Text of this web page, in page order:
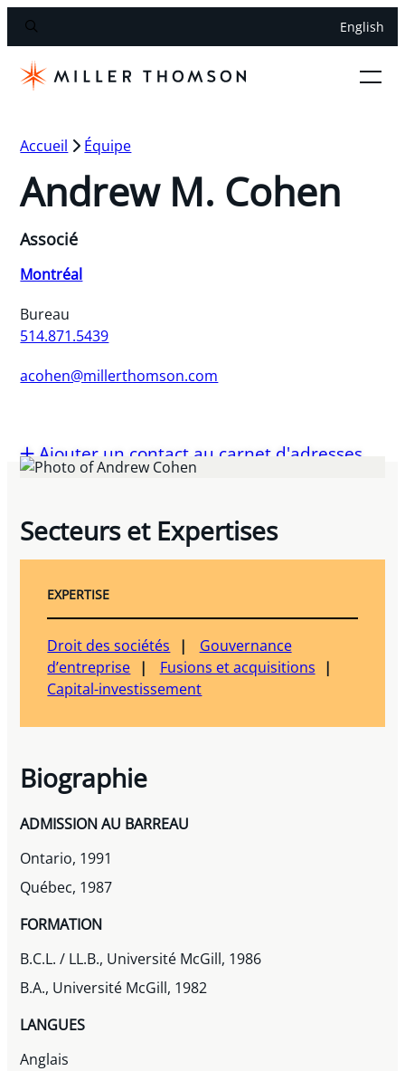
English
Accueil Équipe
Andrew M. Cohen
Associé
Montréal
Bureau
514.871.5439
acohen@millerthomson.com
Ajouter un contact au carnet d'adresses
Secteurs et Expertises
EXPERTISE
Droit des sociétés
Gouvernance
d’entreprise
Fusions et acquisitions
Capital-investissement
Biographie
ADMISSION AU BARREAU
Ontario, 1991
Québec, 1987
FORMATION
B.C.L. / LL.B., Université McGill, 1986
B.A., Université McGill, 1982
LANGUES
Anglais